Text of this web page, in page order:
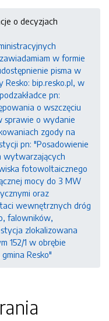
o decyzjach
w formie
pisma w
bip.resko.pl, w
pn:
o wszczęciu
sprawie o wydanie
zgody na
pn: "Posadowienie
wytwarzających
fotowoltaicznego
mocy do 3 MW
oraz
wewnętrznych dróg
falowników,
zlokalizowana
152/1 w obrębie
Resko"